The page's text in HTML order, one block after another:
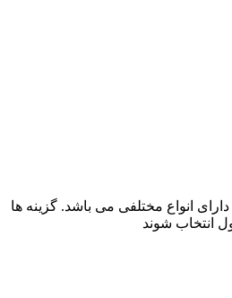
انواع مختلفی می باشد. گزینه ها
شوند